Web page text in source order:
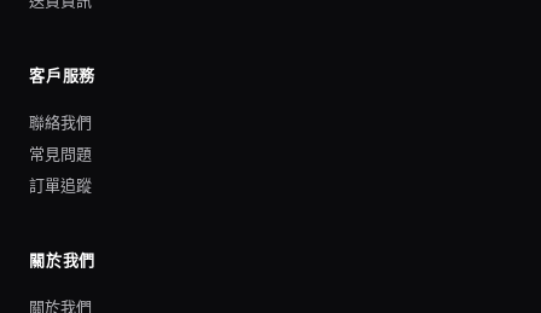
客戶服務
聯絡我們
常見問題
訂單追蹤
關於我們
關於我們